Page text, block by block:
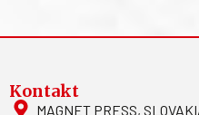
Kontakt
MAGNET PRESS,